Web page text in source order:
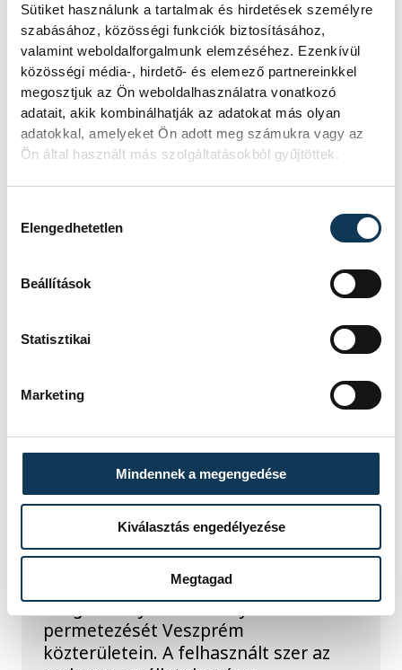
Sütiket használunk a tartalmak és hirdetések személyre
szabásához, közösségi funkciók biztosításához,
valamint weboldalforgalmunk elemzéséhez. Ezenkívül
közösségi média-, hirdető- és elemező partnereinkkel
megosztjuk az Ön weboldalhasználatra vonatkozó
adatait, akik kombinálhatják az adatokat más olyan
adatokkal, amelyeket Ön adott meg számukra vagy az
Ön által használt más szolgáltatásokból gyűjtöttek.
Elengedhetetlen
Beállítások
Statisztikai
Marketing
Mindennek a megengedése
Kiválasztás engedélyezése
Megtagad
Rengeteg
szabálytalanságot talált
a NAV a Balatonnál
A Nemzeti Adó- és Vámhivatal nyári
ellenőrzéssorozatában július
vármegyében vizsgálják a
vendéglátóhelyeket, a sporteszköz-
Ismét permetezik a
vadgesztenyefákat
Veszprémben
A VKSZ Zrt. tájékoztatása szerint
augusztus 7. és 17. között
éjszakánként végzik a
vadgesztenyefák növényvédelmi
permetezését Veszprém
közterületein. A felhasznált szer az